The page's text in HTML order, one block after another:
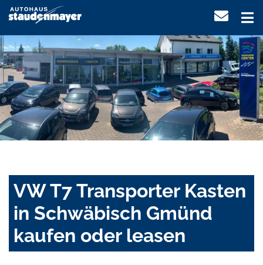
VW T7 Transporter Kasten
in Schwäbisch Gmünd
kaufen oder leasen